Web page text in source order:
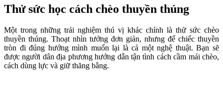
Thử sức học cách chèo thuyền thúng
Một trong những trải nghiệm thú vị khác chính là thử sức chèo
thuyền thúng. Thoạt nhìn tưởng đơn giản, nhưng để chiếc thuyền
tròn đi đúng hướng mình muốn lại là cả một nghệ thuật. Bạn sẽ
được người dân địa phương hướng dẫn tận tình cách cầm mái chèo,
cách dùng lực và giữ thăng bằng.